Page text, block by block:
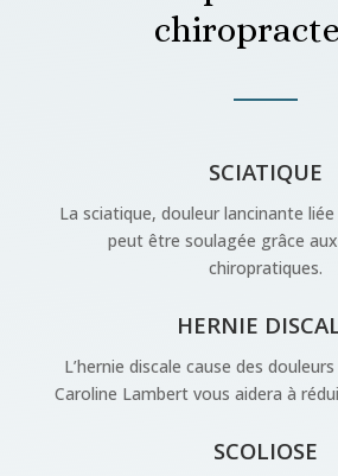
SCIATIQUE
La sciatique, douleur lancinante
peut être soulagée grâce
chiropratiques.
HERNIE
L’hernie discale cause des
Caroline Lambert vous aidera à
SCOLIOSE